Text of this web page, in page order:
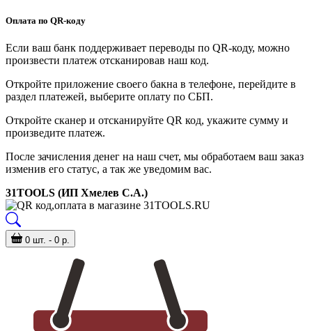
Оплата по QR-коду
Если ваш банк поддерживает переводы по QR-коду, можно
произвести платеж отсканировав наш код.
Откройте приложение своего бакна в телефоне, перейдите в
раздел платежей, выберите оплату по СБП.
Откройте сканер и отсканируйте QR код, укажите сумму и
произведите платеж.
После зачисления денег на наш счет, мы обработаем ваш заказ
изменив его статус, а так же уведомим вас.
31TOOLS (ИП Хмелев С.А.)
0 шт. - 0 р.